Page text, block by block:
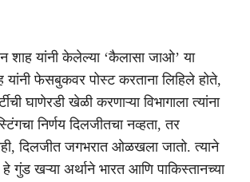
शाह यांनी केलेल्या ‘कैलासा जाओ’ या
फेसबुकवर पोस्ट करताना लिहिले होते,
घाणेरडी खेळी करणाऱ्या विभागाला त्यांना
निर्णय दिलजीतचा नव्हता, तर
दिलजीत जगभरात ओळखला जातो. त्याने
गुंड खऱ्या अर्थाने भारत आणि पाकिस्तानच्या